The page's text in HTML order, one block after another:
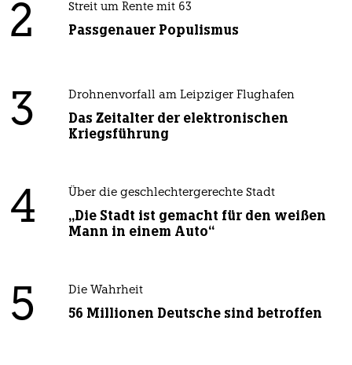
2 Streit um Rente mit 63
Passgenauer Populismus
3 Drohnenvorfall am Leipziger Flughafen
Das Zeitalter der elektronischen
Kriegsführung
4 Über die geschlechtergerechte Stadt
„Die Stadt ist gemacht für den weißen
Mann in einem Auto“
5 Die Wahrheit
56 Millionen Deutsche sind betroffen